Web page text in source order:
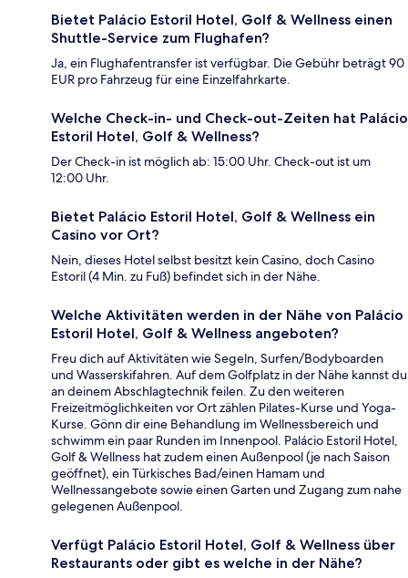
Bietet Palácio Estoril Hotel, Golf & Wellness einen
Shuttle-Service zum Flughafen?
Ja, ein Flughafentransfer ist verfügbar. Die Gebühr beträgt 90
EUR pro Fahrzeug für eine Einzelfahrkarte.
Welche Check-in- und Check-out-Zeiten hat Palácio
Estoril Hotel, Golf & Wellness?
Der Check-in ist möglich ab: 15:00 Uhr. Check-out ist um
12:00 Uhr.
Bietet Palácio Estoril Hotel, Golf & Wellness ein
Casino vor Ort?
Nein, dieses Hotel selbst besitzt kein Casino, doch Casino
Estoril (4 Min. zu Fuß) befindet sich in der Nähe.
Welche Aktivitäten werden in der Nähe von Palácio
Estoril Hotel, Golf & Wellness angeboten?
Freu dich auf Aktivitäten wie Segeln, Surfen/Bodyboarden
und Wasserskifahren. Auf dem Golfplatz in der Nähe kannst du
an deinem Abschlagtechnik feilen. Zu den weiteren
Freizeitmöglichkeiten vor Ort zählen Pilates-Kurse und Yoga-
Kurse. Gönn dir eine Behandlung im Wellnessbereich und
schwimm ein paar Runden im Innenpool. Palácio Estoril Hotel,
Golf & Wellness hat zudem einen Außenpool (je nach Saison
geöffnet), ein Türkisches Bad/einen Hamam und
Wellnessangebote sowie einen Garten und Zugang zum nahe
gelegenen Außenpool.
Verfügt Palácio Estoril Hotel, Golf & Wellness über
Restaurants oder gibt es welche in der Nähe?